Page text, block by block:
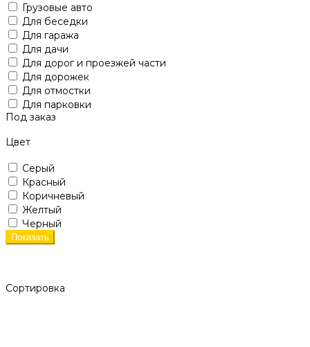
Грузовые авто
Для беседки
Для гаража
Для дачи
Для дорог и проезжей части
Для дорожек
Для отмостки
Для парковки
Под заказ
Цвет
Серый
Красный
Коричневый
Желтый
Черный
Показать
Сортировка